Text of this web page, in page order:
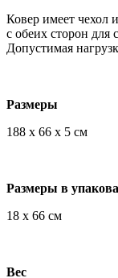
Ковер имеет чехол
с обеих сторон для
Допустимая
Размеры
188 х 66 х 5 см
Размеры в
18 х 66 см
Вес